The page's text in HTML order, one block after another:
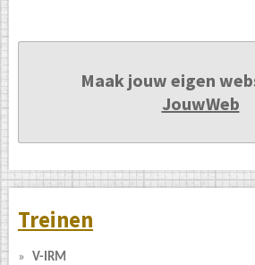
Maak jouw eigen
JouwWeb
Treinen
V-IRM